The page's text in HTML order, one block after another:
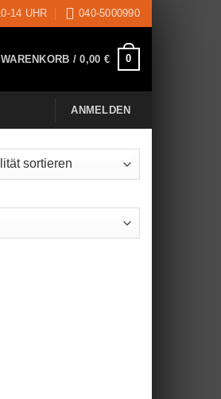
14 UHR 040-5000990
WARENKORB /0,00 € 0
ANMELDEN